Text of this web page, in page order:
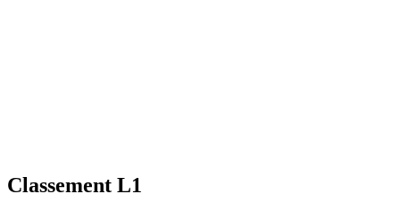
Classement L1